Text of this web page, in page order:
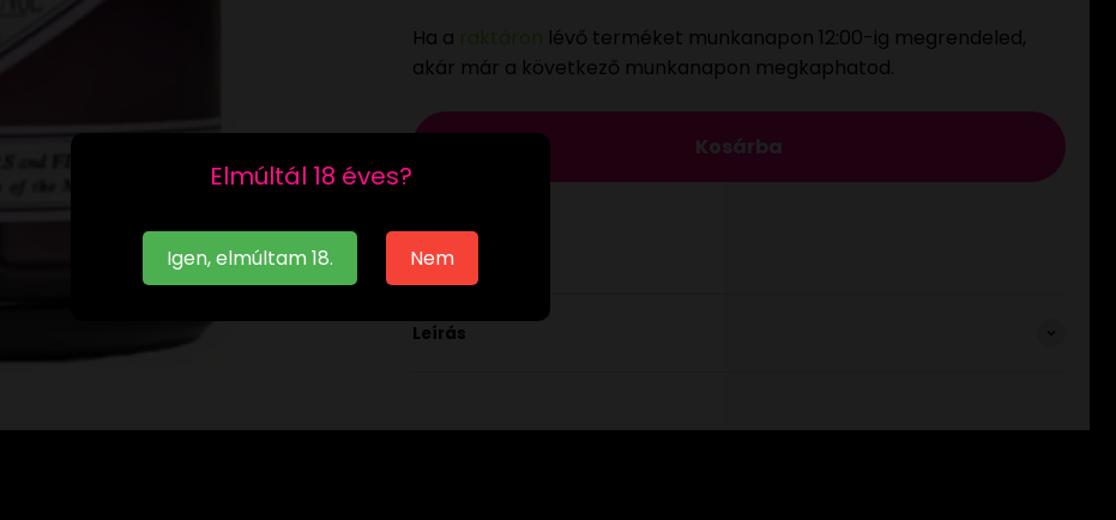
Elmúltál 18 éves?
Igen, elmúltam 18. Nem
Ha a raktáron lévő terméket munkanapon 12:00-ig megrendeled,
akár már a következő munkanapon megkaphatod.
Kosárba
Leírás